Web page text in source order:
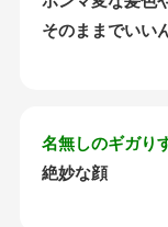
そのままでいい
名無しのギガり
絶妙な顔